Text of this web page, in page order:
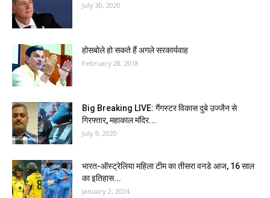
July 30, 2020
होसबोले हो सकते हैं अगले सरकार्यवाह
February 28, 2018
Big Breaking LIVE: गैंगस्टर विकास दुबे उज्जैन से
गिरफ्तार, महाकाल मंदिर...
July 9, 2020
भारत-ऑस्ट्रेलिया महिला टीम का तीसरा वनडे आज, 16 साल
का इतिहास...
January 2, 2024